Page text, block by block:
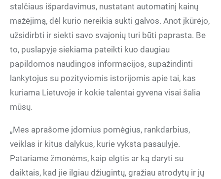
stalčiaus išpardavimus, nustatant automatinį kainų
mažėjimą, dėl kurio nereikia sukti galvos. Anot įkūrėjo,
užsidirbti ir siekti savo svajonių turi būti paprasta. Be
to, puslapyje siekiama pateikti kuo daugiau
papildomos naudingos informacijos, supažindinti
lankytojus su pozityviomis istorijomis apie tai, kas
kuriama Lietuvoje ir kokie talentai gyvena visai šalia
mūsų.
„Mes aprašome įdomius pomėgius, rankdarbius,
veiklas ir kitus dalykus, kurie vyksta pasaulyje.
Patariame žmonėms, kaip elgtis ar ką daryti su
daiktais, kad jie ilgiau džiugintų, gražiau atrodytų ir jų